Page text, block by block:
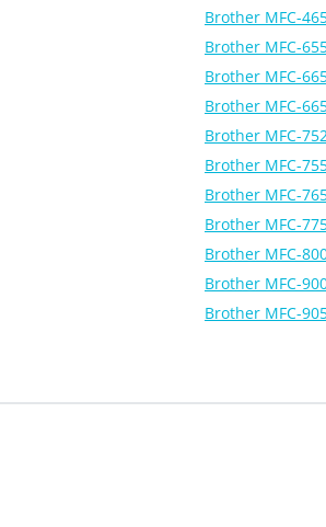
Brother MFC-
Brother MFC-
Brother MFC-
Brother MFC-
Brother MFC-
Brother MFC-
Brother MFC-
Brother MFC-
Brother MFC-
Brother MFC-
Brother MFC-